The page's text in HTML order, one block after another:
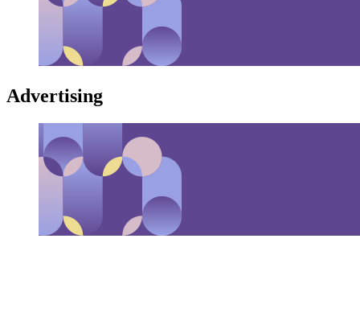
Advertising